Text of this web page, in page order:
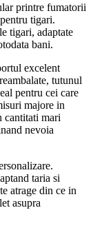
printre fumatorii
tigari.
tigari, adaptate
bani.
excelent
tutunul
pentru cei care
majore in
cantitati mari
nevoia
taria si
atrage din ce in
asupra